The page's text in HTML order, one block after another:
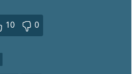
10 0